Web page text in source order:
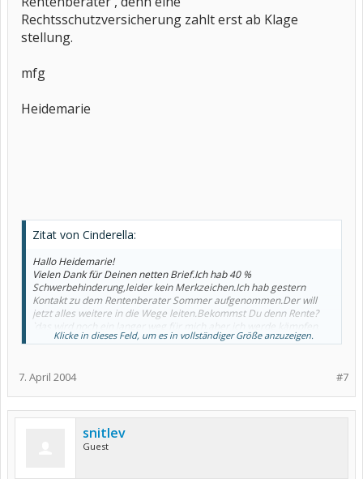
Rechtsschutzversicherung zahlt erst ab Klage
stellung.
mfg
Heidemarie
Zitat von Cinderella:
Hallo Heidemarie!
Vielen Dank für Deinen netten Brief.Ich hab 40 %
Schwerbehinderung,leider kein Merkzeichen.Ich hab gestern
Kontakt zu dem Rentenberater Sommer aufgenommen.Der will
jetzt alles weitere in die Wege leiten.Bekommst Du denn Rente?
`das wird noch ein langer weg für mich,aber ich werde kämpfen.
Gruß und alles Gute für Dich.Würde mich freuen mal wieder von
Klicke in dieses Feld, um es in vollständiger Größe anzuzeigen.
#7
7. April 2004
snitlev
Guest